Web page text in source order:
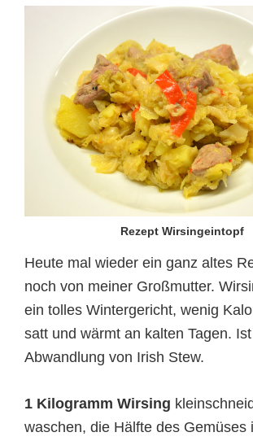
Rezept Wirsingeintopf
Heute mal wieder ein ganz altes
noch von meiner Großmutter.
ein tolles Wintergericht, wenig
satt und wärmt an kalten Tagen.
Abwandlung von Irish Stew.
1 Kilogramm Wirsing
waschen, die Hälfte des Gemüses